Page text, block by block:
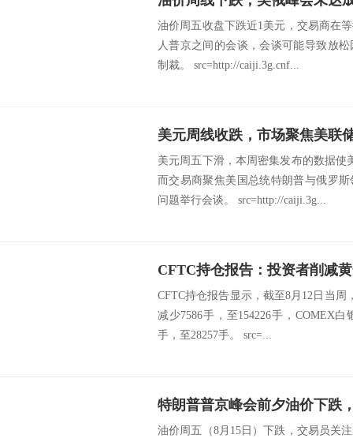
油价周五收盘下跌近1美元，交易商在
人普京之间的会谈，会谈可能导致放
制裁。 src=http://caiji.3g.cnf...
美元周五下滑，本周密集发布的数据使
而交易商聚焦美国总统特朗普与俄罗
问题举行会谈。 src=http://caiji.3g...
CFTC持仓报告显示，截至8月12日当
减少7586手，至154226手，COMEX
手，至28257手。 src=...
特朗普普京峰会前夕油价下跌
油价周五（8月15日）下跌，交易员关